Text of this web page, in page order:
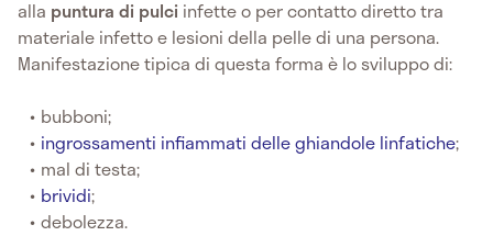
alla puntura di pulci infette o per contatto diretto tra
materiale infetto e lesioni della pelle di una persona.
Manifestazione tipica di questa forma è lo sviluppo di:
bubboni;
ingrossamenti infiammati delle ghiandole linfatiche;
mal di testa;
brividi;
debolezza.